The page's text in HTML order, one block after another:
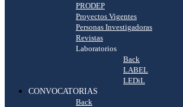
PRODEP
Proyectos Vigentes
Personas Investigadoras
Revistas
Laboratorios
Back
LABEL
LEDiL
CONVOCATORIAS
Back